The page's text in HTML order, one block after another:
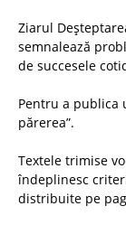
Ziarul
semnalează
de succesele
Pentru a publica
părerea”.
Textele trimise
îndeplinesc
distribuite pe